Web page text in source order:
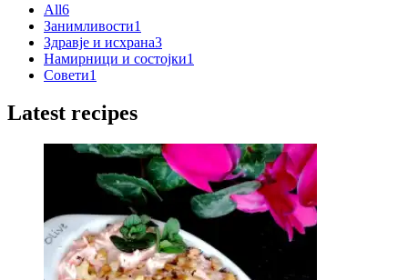
All6
Занимливости1
Здравје и исхрана3
Намирници и состојки1
Совети1
Latest recipes